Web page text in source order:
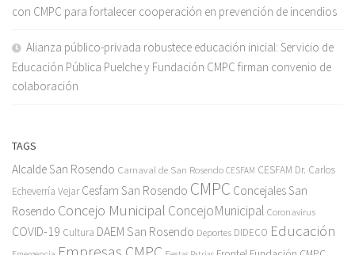
con CMPC para fortalecer cooperación en prevención de incendios
Alianza público-privada robustece educación inicial: Servicio de
Educación Pública Puelche y Fundación CMPC firman convenio de
colaboración
TAGS
Alcalde San Rosendo Carnaval de San Rosendo CESFAM CESFAM Dr. Carlos
Echeverría Vejar Cesfam San Rosendo CMPC Concejales San
Rosendo Concejo Municipal ConcejoMunicipal Coronavirus
COVID-19 Cultura DAEM San Rosendo Deportes DIDECO Educación